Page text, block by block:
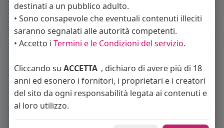
Album (0)
destinati a un pubblico adulto.
• Sono consapevole che eventuali contenuti illeciti
saranno segnalati alle autorità competenti.
• Accetto i Termini e le Condizioni del servizio.
Cliccando su ACCETTA , dichiaro di avere più di 18
anni ed esonero i fornitori, i proprietari e i creatori
del sito da ogni responsabilità legata ai contenuti e
al loro utilizzo.